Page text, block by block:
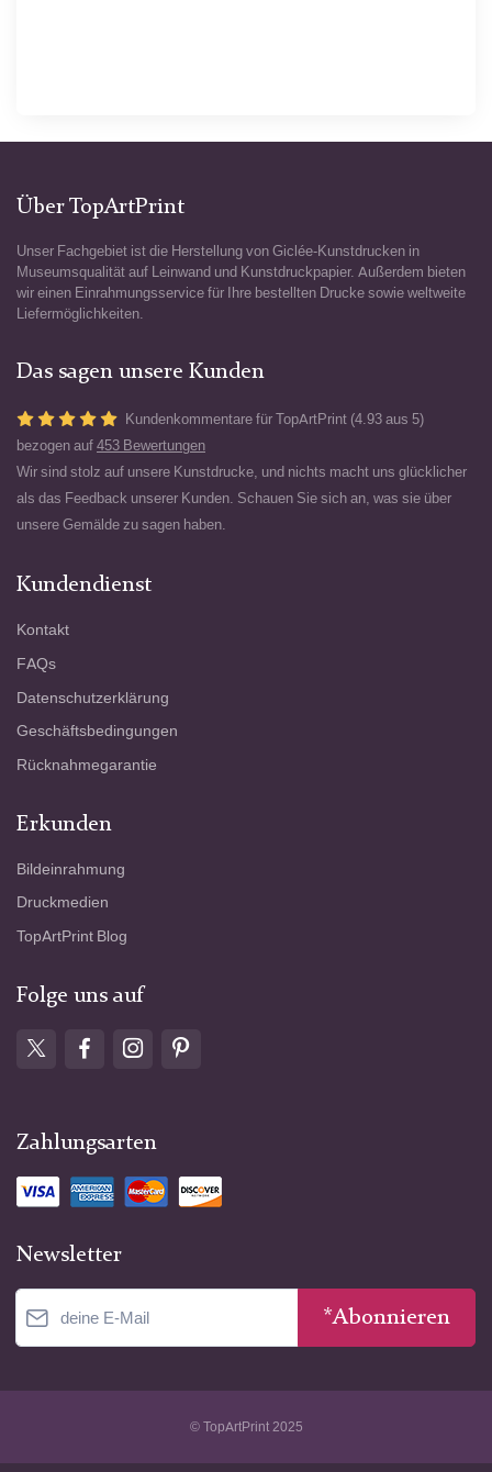
Über TopArtPrint
Unser Fachgebiet ist die Herstellung von Giclée-Kunstdrucken in
Museumsqualität auf Leinwand und Kunstdruckpapier. Außerdem bieten
wir einen Einrahmungsservice für Ihre bestellten Drucke sowie weltweite
Liefermöglichkeiten.
Das sagen unsere Kunden
Kundenkommentare für TopArtPrint (4.93 aus 5)
bezogen auf 453 Bewertungen
Wir sind stolz auf unsere Kunstdrucke, und nichts macht uns glücklicher
als das Feedback unserer Kunden. Schauen Sie sich an, was sie über
unsere Gemälde zu sagen haben.
Kundendienst
Kontakt
FAQs
Datenschutzerklärung
Geschäftsbedingungen
Rücknahmegarantie
Erkunden
Bildeinrahmung
Druckmedien
TopArtPrint Blog
Folge uns auf
Zahlungsarten
Newsletter
*Abonnieren
© TopArtPrint 2025